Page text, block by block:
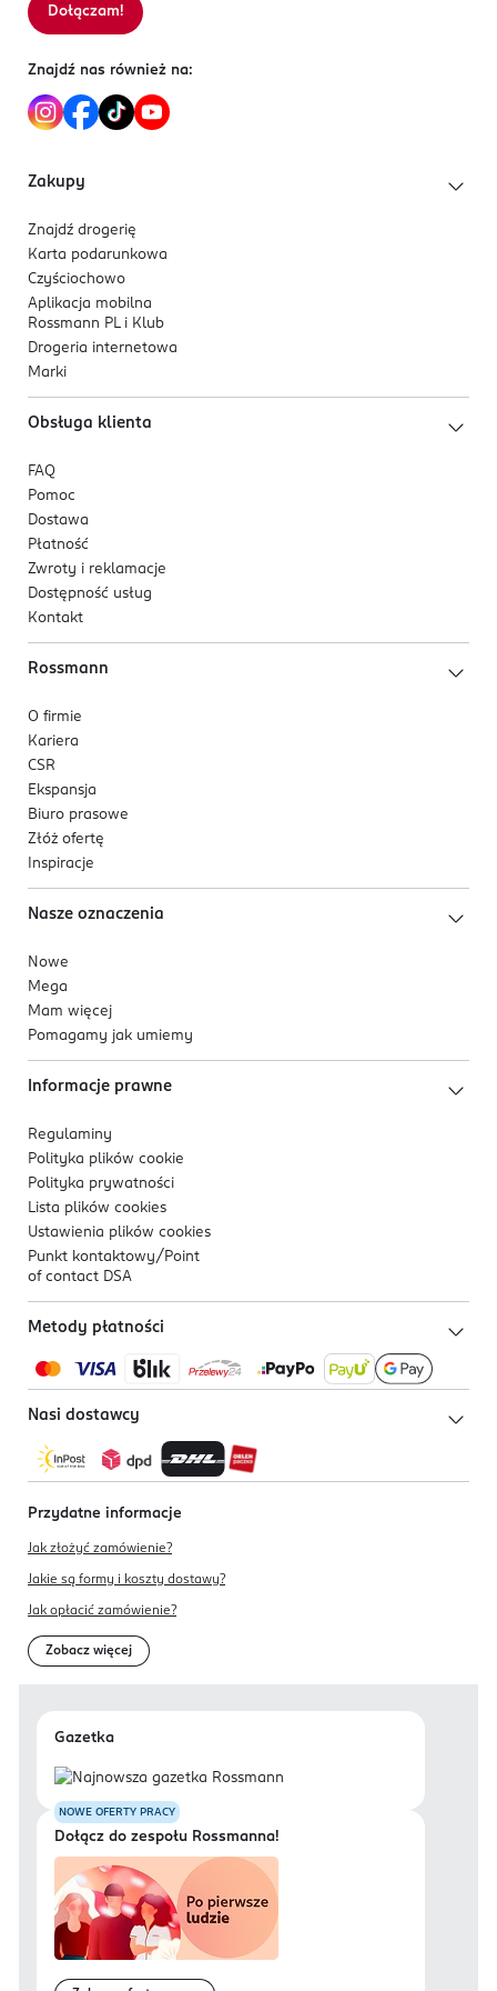
Dla mężczyzn, którzy cenią siłę, spokój i charyzmę, a
ich codzienność definiuje determinacja i pewność
siebie.
Sortowanie wg
Dołączam!
Znajdź nas również na:
Zakupy
Znajdź drogerię
Karta podarunkowa
Czyściochowo
Aplikacja mobilna
Rossmann PL i Klub
Drogeria internetowa
Marki
Obsługa klienta
FAQ
Pomoc
Dostawa
Płatność
Zwroty i reklamacje
Dostępność usług
Kontakt
Rossmann
O firmie
Kariera
CSR
Ekspansja
Biuro prasowe
Złóż ofertę
Inspiracje
Nasze oznaczenia
Nowe
Mega
Mam więcej
Pomagamy jak umiemy
Informacje prawne
Regulaminy
Polityka plików cookie
Polityka prywatności
Lista plików cookies
Ustawienia plików cookies
Punkt kontaktowy/ Point
of contact DSA
Metody płatności
Nasi dostawcy
Przydatne informacje
Jak złożyć zamówienie?
Jakie są formy i koszty dostawy?
Jak opłacić zamówienie?
Zobacz więcej
Gazetka
NOWE OFERTY PRACY
Dołącz do zespołu Rossmanna!